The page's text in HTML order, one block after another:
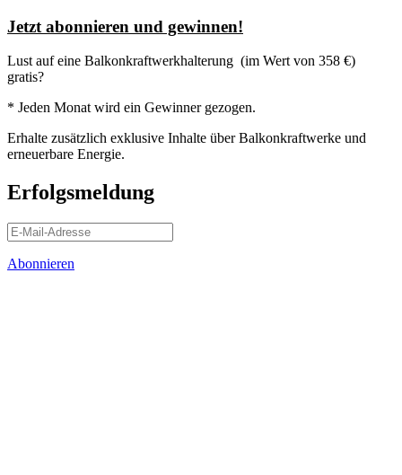
Jetzt abonnieren und gewinnen!
Lust auf eine Balkonkraftwerkhalterung (im Wert von 358 €)
gratis?
* Jeden Monat wird ein Gewinner gezogen.
Erhalte zusätzlich exklusive Inhalte über Balkonkraftwerke und
erneuerbare Energie.
Erfolgsmeldung
Abonnieren